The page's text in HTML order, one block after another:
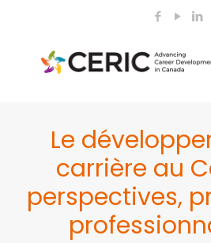
Le
carrière au
perspectives,